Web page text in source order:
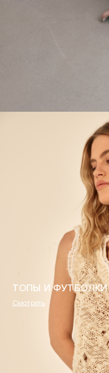
ТОПЫ И ФУТБОЛКИ
Смотреть